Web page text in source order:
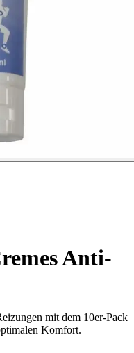
Anti-
mit dem 10er-Pack
Komfort.